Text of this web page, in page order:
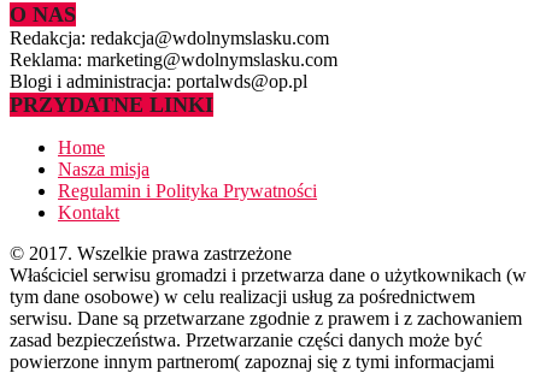
O NAS
Redakcja: redakcja@wdolnymslasku.com
Reklama: marketing@wdolnymslasku.com
Blogi i administracja: portalwds@op.pl
PRZYDATNE LINKI
Home
Nasza misja
Regulamin i Polityka Prywatności
Kontakt
© 2017. Wszelkie prawa zastrzeżone
Właściciel serwisu gromadzi i przetwarza dane o użytkownikach (w
tym dane osobowe) w celu realizacji usług za pośrednictwem
serwisu. Dane są przetwarzane zgodnie z prawem i z zachowaniem
zasad bezpieczeństwa. Przetwarzanie części danych może być
powierzone innym partnerom( zapoznaj się z tymi informacjami